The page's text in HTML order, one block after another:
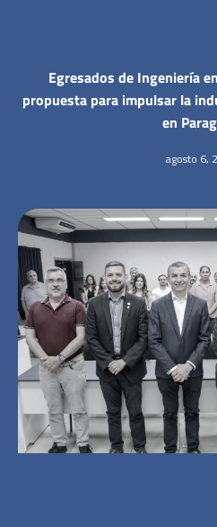
Egresados de Ingeniería
propuesta para impulsar la
en
agosto 6,